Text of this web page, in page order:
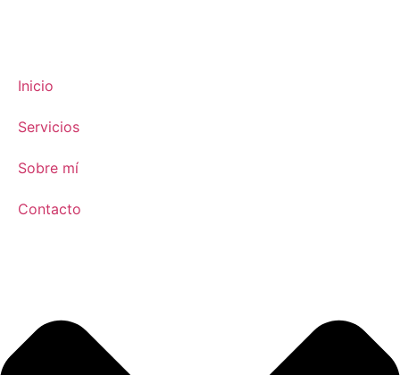
Inicio
Servicios
Sobre mí
Contacto